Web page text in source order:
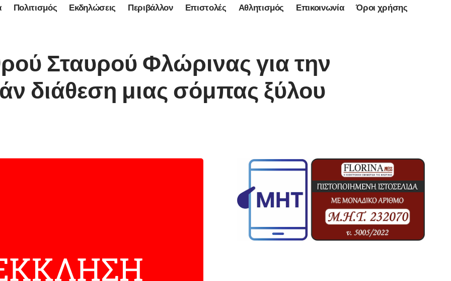
Πολιτισμός Εκδηλώσεις Περιβάλλον Επιστολές Αθλητισμός Επικοινωνία Όροι χρήσης
Σταυρού Φλώρινας για την
διάθεση μιας σόμπας ξύλου